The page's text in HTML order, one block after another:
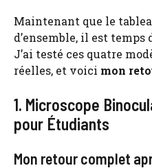
Maintenant que le
d’ensemble, il est temps
J’ai testé ces quatre
réelles, et voici mon
1. Microscope
pour Étudiants
Mon retour complet